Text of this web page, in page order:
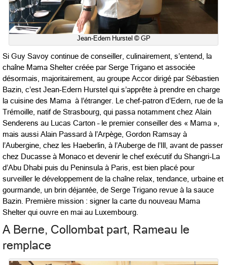
Jean-Edern Hurstel © GP
Si Guy Savoy continue de conseiller, culinairement, s’entend, la
chaîne Mama Shelter créée par Serge Trigano et associée
désormais, majoritairement, au groupe Accor dirigé par Sébastien
Bazin, c’est Jean-Edern Hurstel qui s’apprête à prendre en charge
la cuisine des Mama à l’étranger. Le chef-patron d’Edern, rue de la
Trémoille, natif de Strasbourg, qui passa notamment chez Alain
Senderens au Lucas Carton – le premier conseiller des « Mama »,
mais aussi Alain Passard à l’Arpège, Gordon Ramsay à
l’Aubergine, chez les Haeberlin, à l’Auberge de l’Ill, avant de passer
chez Ducasse à Monaco et devenir le chef exécutif du Shangri-La
d’Abu Dhabi puis du Peninsula à Paris, est bien placé pour
surveiller le développement de la chaîne relax, tendance, urbaine et
gourmande, un brin déjantée, de Serge Trigano revue à la sauce
Bazin. Première mission : signer la carte du nouveau Mama
Shelter qui ouvre en mai au Luxembourg.
A Berne, Collombat part, Rameau le
remplace